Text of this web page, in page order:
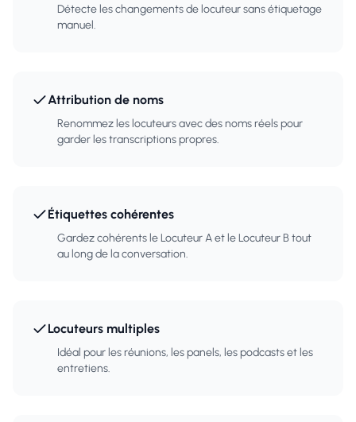
Détecte les changements de locuteur sans étiquetage
manuel.
Attribution de noms
Renommez les locuteurs avec des noms réels pour
garder les transcriptions propres.
Étiquettes cohérentes
Gardez cohérents le Locuteur A et le Locuteur B tout
au long de la conversation.
Locuteurs multiples
Idéal pour les réunions, les panels, les podcasts et les
entretiens.